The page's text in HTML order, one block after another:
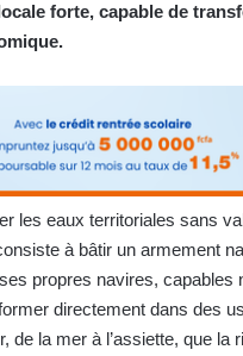
forte, capable de
les eaux territoriales sans
à bâtir un armement
propres navires, capables
directement dans des
de la mer à l’assiette, que la